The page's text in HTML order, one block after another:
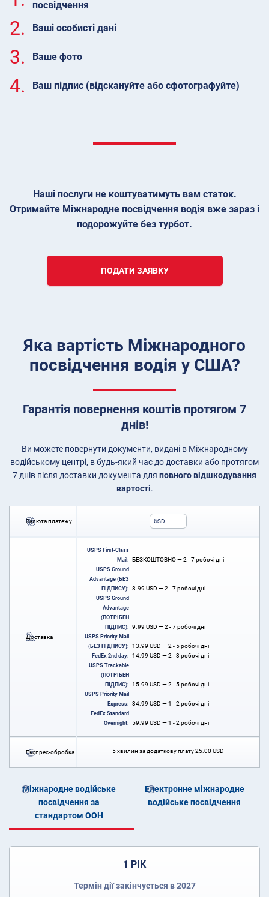
посвідчення
2. Ваші особисті дані
3. Ваше фото
4. Ваш підпис (відскануйте або сфотографуйте)
Наші послуги не коштуватимуть вам статок.
Отримайте Міжнародне посвідчення водія вже зараз і
подорожуйте без турбот.
ПОДАТИ ЗАЯВКУ
Яка вартість Міжнародного
посвідчення водія у США?
Гарантія повернення коштів протягом 7
днів!
Ви можете повернути документи, видані в Міжнародному
водійському центрі, в будь-який час до доставки або протягом
7 днів після доставки документа для повного відшкодування
вартості.
Валюта платежу USD
Доставка
USPS First-Class
Mail:
БЕЗКОШТОВНО — 2 - 7 робочі дні
USPS Ground
Advantage (БЕЗ
ПІДПИСУ): 8.99 USD — 2 - 7 робочі дні
USPS Ground
Advantage
(ПОТРІБЕН
ПІДПИС): 9.99 USD — 2 - 7 робочі дні
USPS Priority Mail
(БЕЗ ПІДПИСУ): 13.99 USD — 2 - 5 робочі дні
FedEx 2nd day: 14.99 USD — 2 - 3 робочі дні
USPS Trackable
(ПОТРІБЕН
ПІДПИС): 15.99 USD — 2 - 5 робочі дні
USPS Priority Mail
Express: 34.99 USD — 1 - 2 робочі дні
FedEx Standard
Overnight: 59.99 USD — 1 - 2 робочі дні
Експрес-обробка 5 хвилин за додаткову плату25.00 USD
Міжнародне водійське
посвідчення за
стандартом ООН
Електронне міжнародне
водійське посвідчення
1 РІК
Термін дії закінчується в 2027